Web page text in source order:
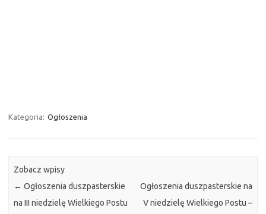
Kategoria: Ogłoszenia
Zobacz wpisy
← Ogłoszenia duszpasterskie
na III niedzielę Wielkiego Postu
Ogłoszenia duszpasterskie na
V niedzielę Wielkiego Postu –